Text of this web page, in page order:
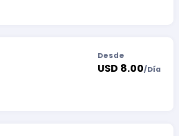
Desde
USD 8.00/Día